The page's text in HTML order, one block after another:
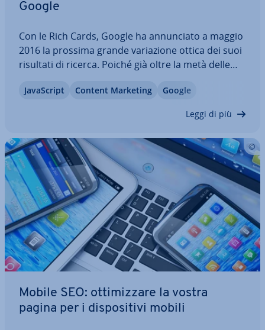
Google
Con le Rich Cards, Google ha an­nun­cia­to a maggio
2016 la prossima grande va­ria­zio­ne ottica dei suoi
risultati di ricerca. Poiché già oltre la metà delle
amato del mondo pro­ven­go­no da di­spo­si­ti­vi
Ja­va­Script Content Marketing Google
Leggi di più
Mobile SEO: ot­ti­miz­za­re la vostra
pagina per i di­spo­si­ti­vi mobili